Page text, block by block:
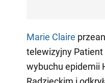
Marie Claire
telewizyjny
wybuchu epidemii